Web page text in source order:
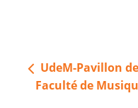
Navigation
de
UdeM-Pavillon
Faculté de